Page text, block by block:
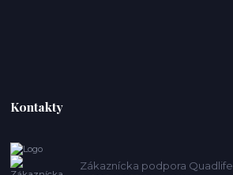
Kontakty
Zákaznícka podpora Quadlife